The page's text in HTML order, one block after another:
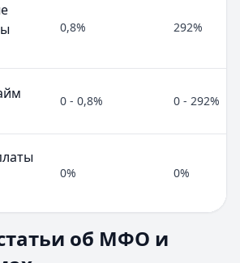
0,8% 292%
0 - 0,8% 0 - 292%
0% 0%
. Всего статей: 8.
об МФО и